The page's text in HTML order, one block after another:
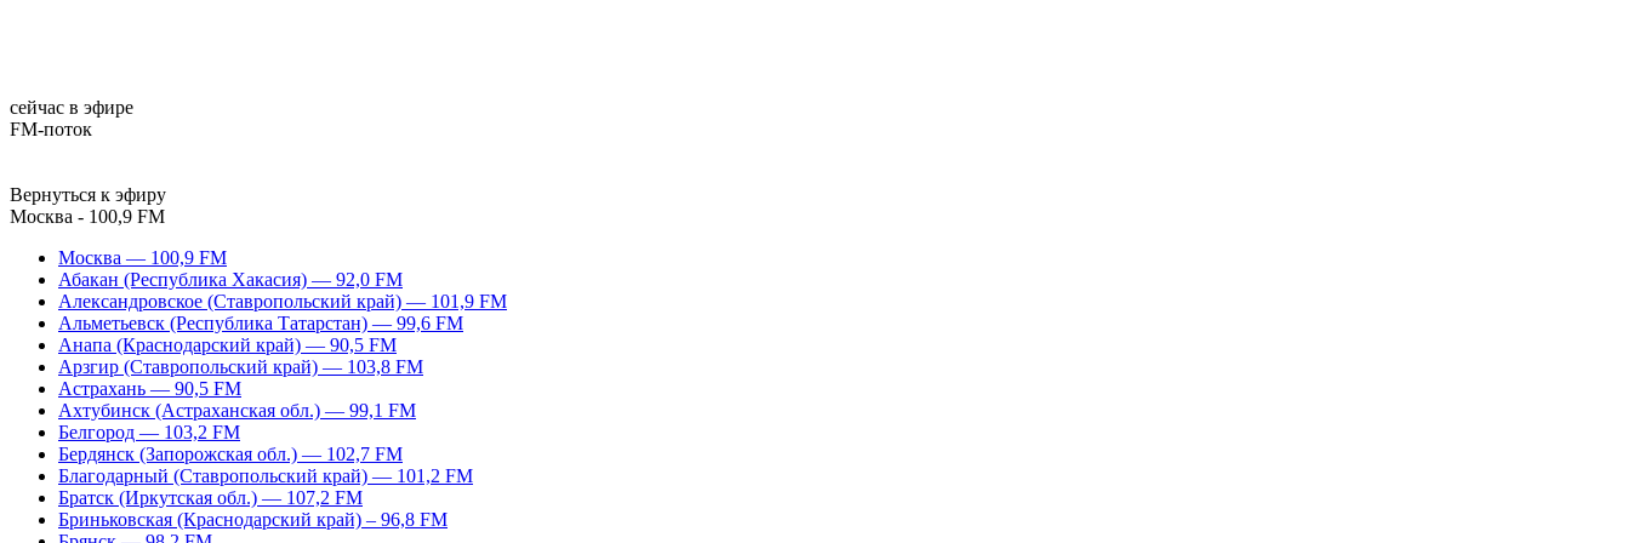
сейчас в эфире
FM-поток
Вернуться к эфиру
Москва - 100,9 FM
Москва — 100,9 FM
Абакан (Республика Хакасия) — 92,0 FM
Александровское (Ставропольский край) — 101,9 FM
Альметьевск (Республика Татарстан) — 99,6 FM
Анапа (Краснодарский край) — 90,5 FM
Арзгир (Ставропольский край) — 103,8 FM
Астрахань — 90,5 FM
Ахтубинск (Астраханская обл.) — 99,1 FM
Белгород — 103,2 FM
Бердянск (Запорожская обл.) — 102,7 FM
Благодарный (Ставропольский край) — 101,2 FM
Братск (Иркутская обл.) — 107,2 FM
Бриньковская (Краснодарский край) – 96,8 FM